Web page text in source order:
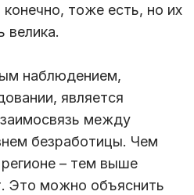
тоже есть, но их
велика.
наблюдением,
является
между
безработицы. Чем
– тем выше
Это можно объяснить